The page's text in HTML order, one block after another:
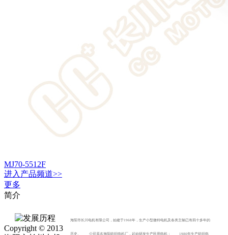
MJ70-5512F
进入 产品频道>>
更多
简介
海阳市长川电机有限公司，始建于1968年，生产小型微特电机及各类主轴已有四十多年的
历史。 公司原名海阳纺织电机厂，起始研发生产民用电机； 1980年生产纺织电
Copyright © 2013